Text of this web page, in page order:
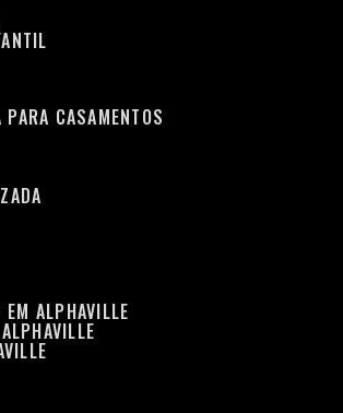
PARA CASAMENTOS
EM ALPHAVILLE